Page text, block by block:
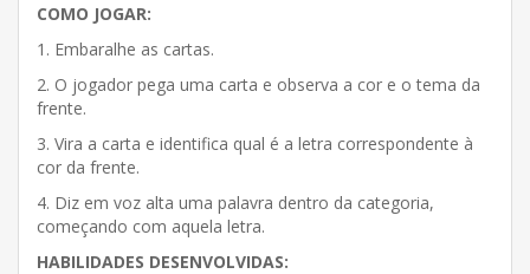
COMO JOGAR:
1. Embaralhe as cartas.
2. O jogador pega uma carta e observa a cor e o tema da
frente.
3. Vira a carta e identifica qual é a letra correspondente à
cor da frente.
4. Diz em voz alta uma palavra dentro da categoria,
começando com aquela letra.
HABILIDADES DESENVOLVIDAS: